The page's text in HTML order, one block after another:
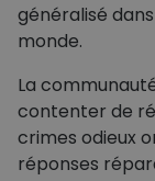
généralisé
monde.
La
contenter de
crimes odieux
réponses